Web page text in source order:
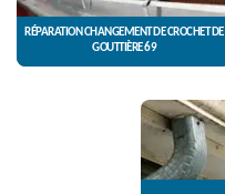
RÉPARATION CHANGEMENT DE CROCHET DE
GOUTTIÈRE 69